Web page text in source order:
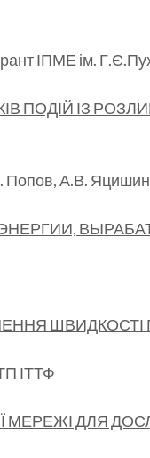
ІПМЕ ім.
ПОДІЙ ІЗ
А.В.
ШВИДКОСТІ
ІТТФ
МЕРЕЖІ ДЛЯ